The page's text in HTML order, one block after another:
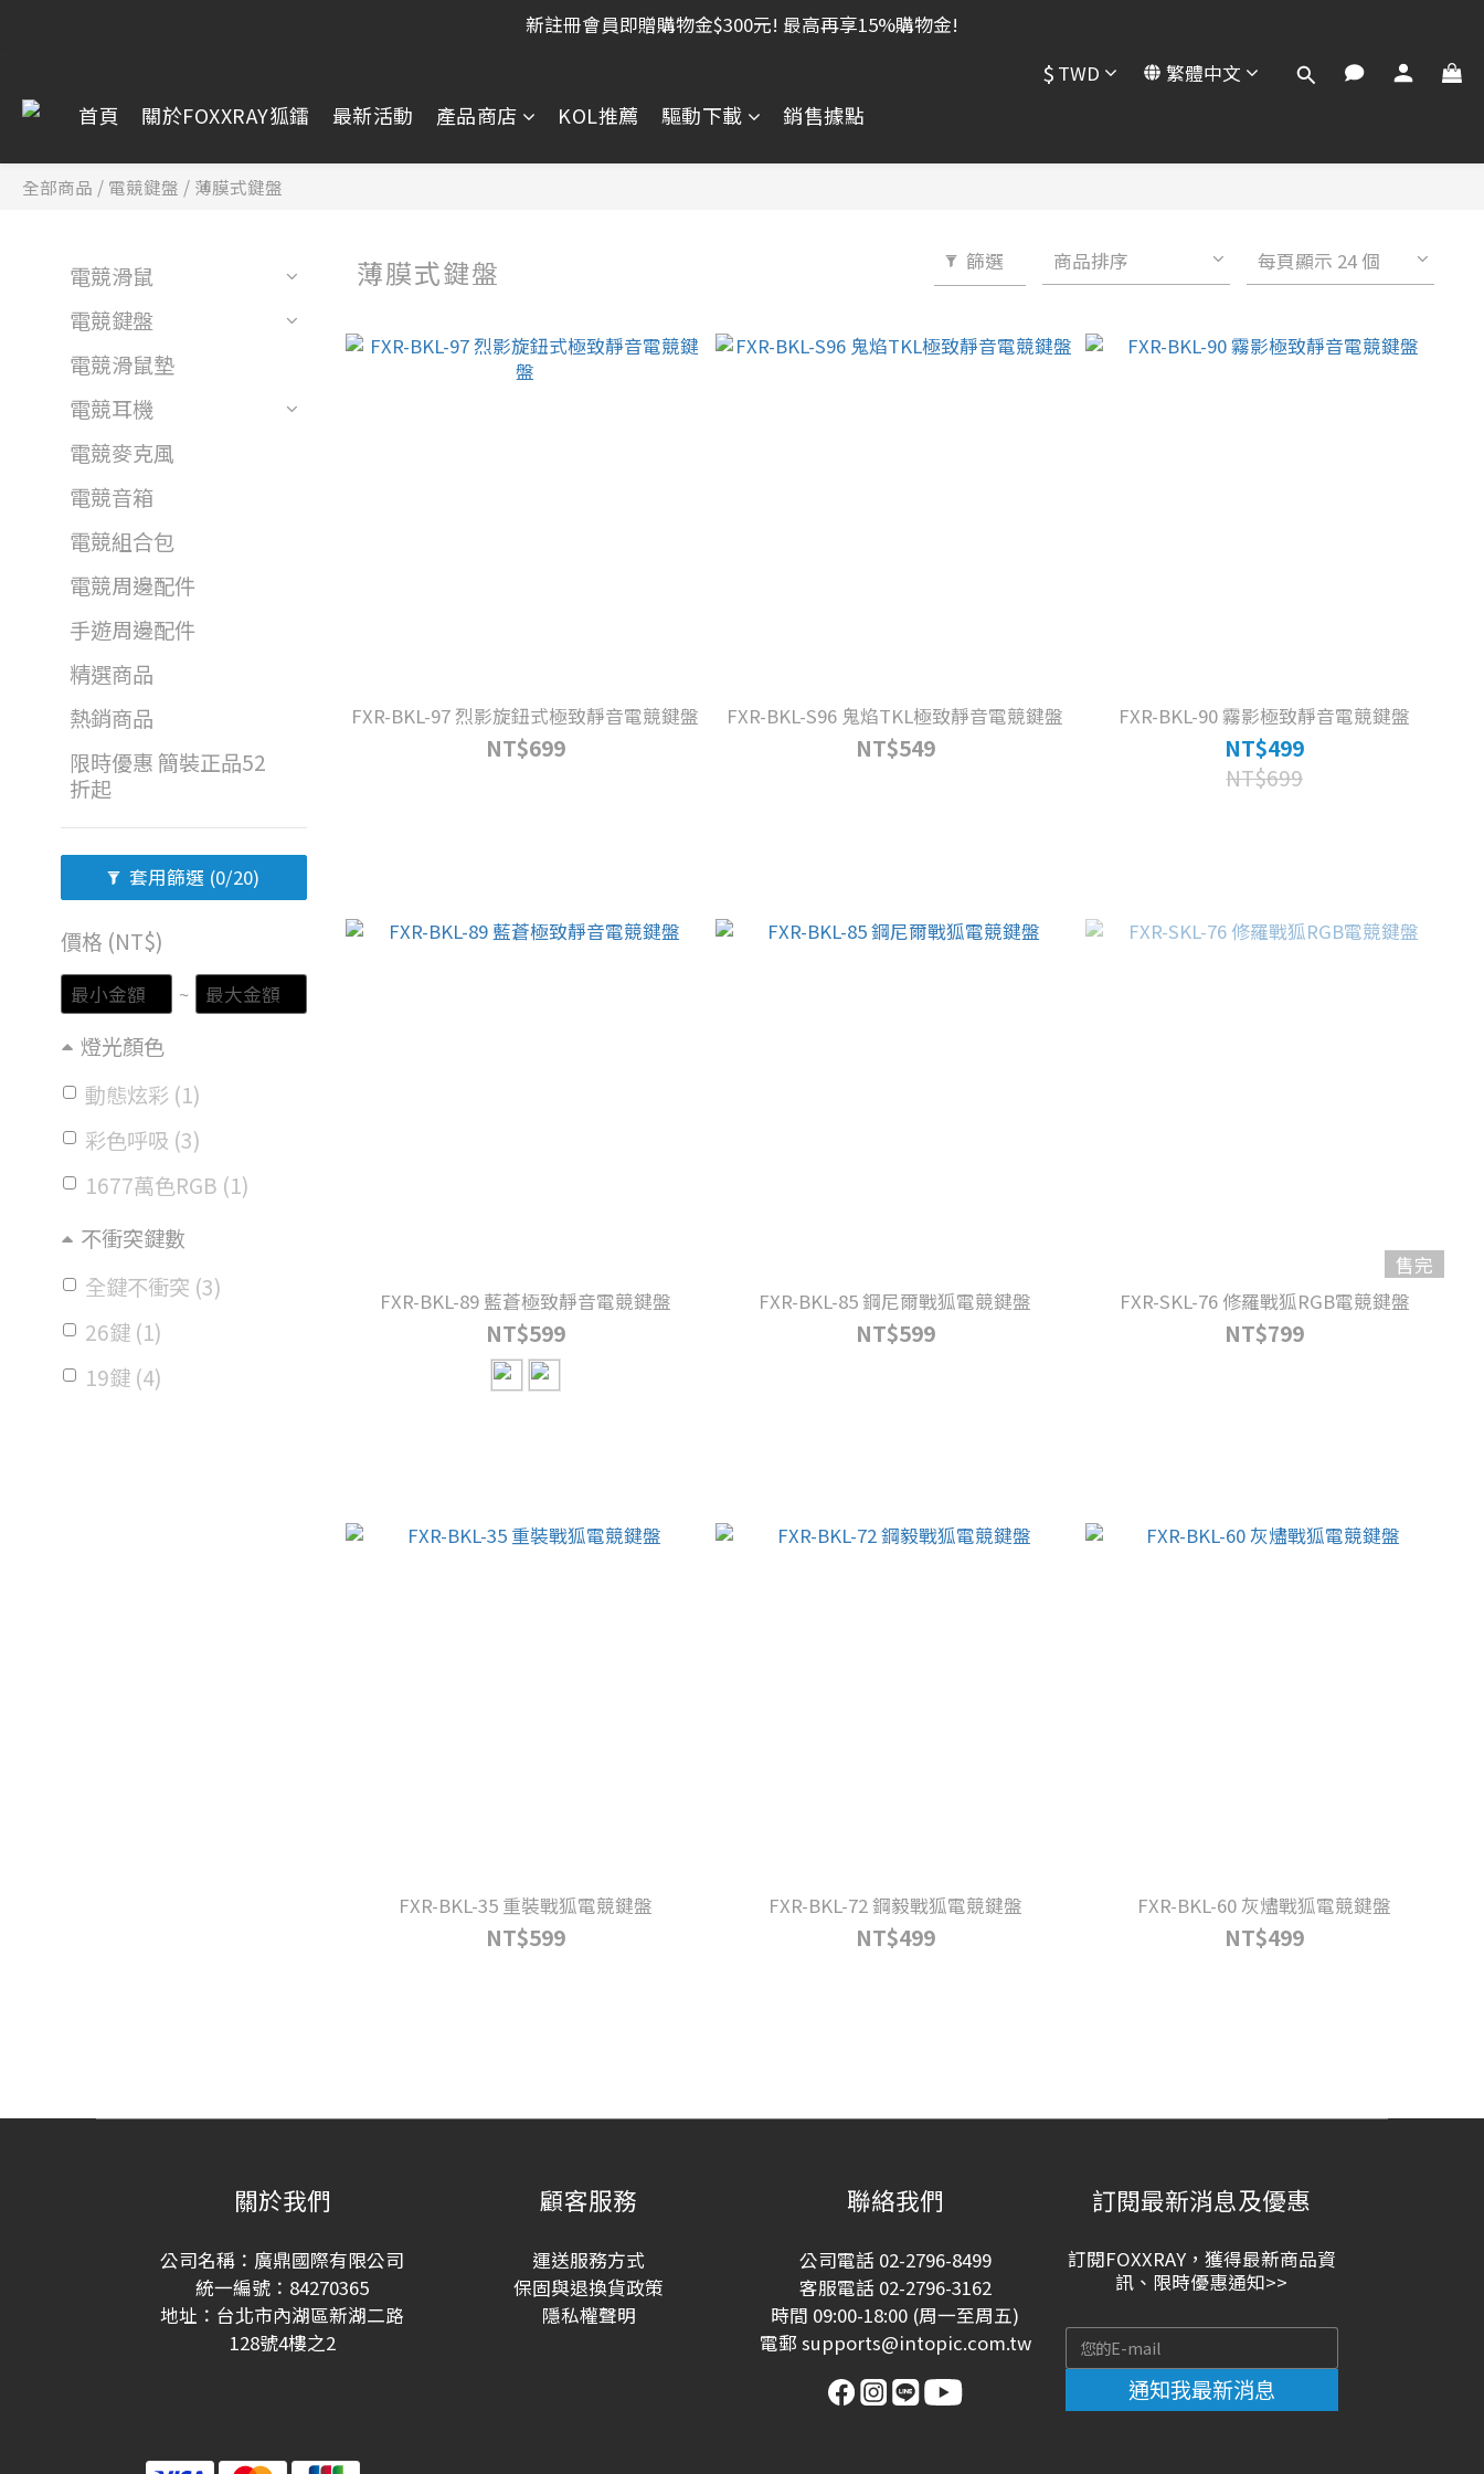
新註冊會員即贈購物金$300元! 最高再享15%購物金!
$ TWD 繁體中文
首頁 關於FOXXRAY狐鐳 最新活動 產品商店 KOL推薦 驅動下載 銷售據點
全部商品 / 電競鍵盤 / 薄膜式鍵盤
電競滑鼠
電競鍵盤
電競滑鼠墊
電競耳機
電競麥克風
電競音箱
電競組合包
電競周邊配件
手遊周邊配件
精選商品
熱銷商品
限時優惠 簡裝正品52
折起
套用篩選 (0/20)
價格 (NT$)
~
燈光顏色
動態炫彩 (1)
彩色呼吸 (3)
1677萬色RGB (1)
不衝突鍵數
全鍵不衝突 (3)
26鍵 (1)
19鍵 (4)
薄膜式鍵盤 篩選 商品排序 每頁顯示 24 個
FXR-BKL-97 烈影旋鈕式極致靜音電競鍵盤
NT$699
FXR-BKL-S96 鬼焰TKL極致靜音電競鍵盤
NT$549
FXR-BKL-90 霧影極致靜音電競鍵盤
NT$499
NT$699
FXR-BKL-89 藍蒼極致靜音電競鍵盤
NT$599
FXR-BKL-85 鋼尼爾戰狐電競鍵盤
NT$599
售完
FXR-SKL-76 修羅戰狐RGB電競鍵盤
NT$799
FXR-BKL-35 重裝戰狐電競鍵盤
NT$599
FXR-BKL-72 鋼毅戰狐電競鍵盤
NT$499
FXR-BKL-60 灰燼戰狐電競鍵盤
NT$499
關於我們
公司名稱：廣鼎國際有限公司
統一編號：84270365
地址：台北市內湖區新湖二路
128號4樓之2
顧客服務
運送服務方式
保固與退換貨政策
隱私權聲明
聯絡我們
公司電話 02-2796-8499
客服電話 02-2796-3162
時間 09:00-18:00 (周一至周五)
電郵 supports@intopic.com.tw
訂閱最新消息及優惠
訂閱FOXXRAY，獲得最新商品資
訊、限時優惠通知>>
通知我最新消息